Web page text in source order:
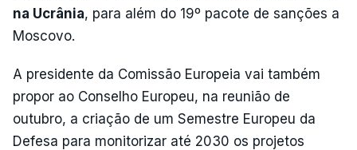
na Ucrânia, para além do 19º pacote de sanções a
Moscovo.
A presidente da Comissão Europeia vai também
propor ao Conselho Europeu, na reunião de
outubro, a criação de um Semestre Europeu da
Defesa para monitorizar até 2030 os projetos